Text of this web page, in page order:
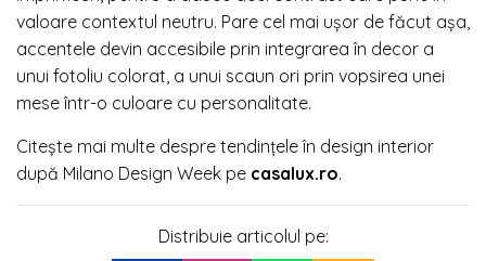
valoare contextul neutru. Pare cel mai ușor de făcut așa,
accentele devin accesibile prin integrarea în decor a
unui fotoliu colorat, a unui scaun ori prin vopsirea unei
mese într-o culoare cu personalitate.
Citește mai multe despre tendințele în design interior
după Milano Design Week pe casalux.ro.
Distribuie articolul pe: